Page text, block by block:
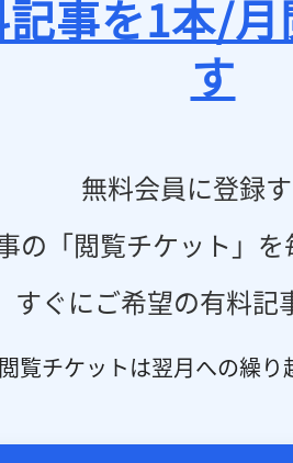
事を1本/
す
無料会員に登録
の「閲覧チケット」
すぐにご希望の有料記
覧チケットは翌月への繰り